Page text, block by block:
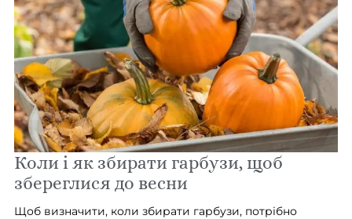
Коли і як збирати гарбузи, щоб
збереглися до весни
Щоб визначити, коли збирати гарбузи, потрібно